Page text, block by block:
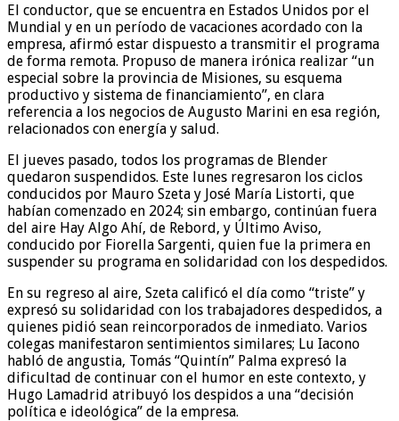
El conductor, que se encuentra en Estados Unidos por el
Mundial y en un período de vacaciones acordado con la
empresa, afirmó estar dispuesto a transmitir el programa
de forma remota. Propuso de manera irónica realizar “un
especial sobre la provincia de Misiones, su esquema
productivo y sistema de financiamiento”, en clara
referencia a los negocios de Augusto Marini en esa región,
relacionados con energía y salud.
El jueves pasado, todos los programas de Blender
quedaron suspendidos. Este lunes regresaron los ciclos
conducidos por Mauro Szeta y José María Listorti, que
habían comenzado en 2024; sin embargo, continúan fuera
del aire Hay Algo Ahí, de Rebord, y Último Aviso,
conducido por Fiorella Sargenti, quien fue la primera en
suspender su programa en solidaridad con los despedidos.
En su regreso al aire, Szeta calificó el día como “triste” y
expresó su solidaridad con los trabajadores despedidos, a
quienes pidió sean reincorporados de inmediato. Varios
colegas manifestaron sentimientos similares; Lu Iacono
habló de angustia, Tomás “Quintín” Palma expresó la
dificultad de continuar con el humor en este contexto, y
Hugo Lamadrid atribuyó los despidos a una “decisión
política e ideológica” de la empresa.